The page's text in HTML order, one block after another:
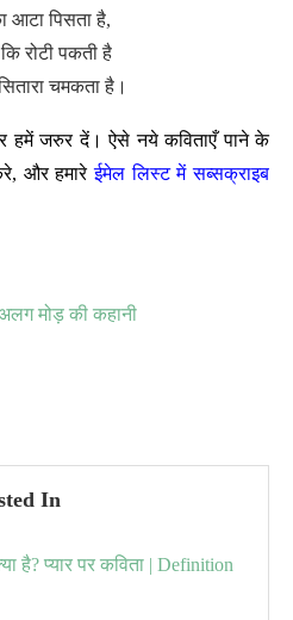
आटा पिसता है,
रोटी पकती है
चमकता है।
हमें जरुर दें। ऐसे नये कविताएँ पाने के
और हमारे ईमेल लिस्ट में सब्सक्राइब
मोड़ की कहानी
In
है? प्यार पर कविता | Definition